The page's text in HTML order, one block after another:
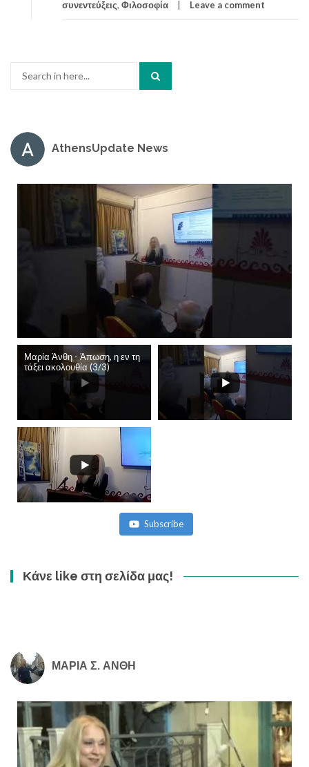
συνεντεύξεις, Φιλοσοφία Leave a comment
AthensUpdate News
Μαρία Άνθη - Άπωση, η εν τη
τάξει ακολουθία (3/3)
Subscribe
Κάνε like στη σελίδα μας!
ΜΑΡΙΑ Σ. ΑΝΘΗ